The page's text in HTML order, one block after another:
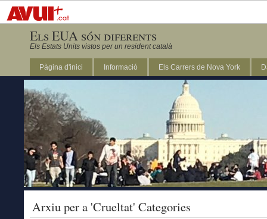
Els EUA són diferents
Els Estats Units vistos per un resident català
Pàgina d'inici Informació Els Carrers de Nova York
Arxiu per a 'Crueltat' Categories